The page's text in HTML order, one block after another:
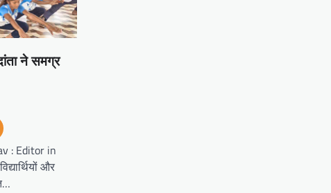
ने समग्र
: Editor in
और